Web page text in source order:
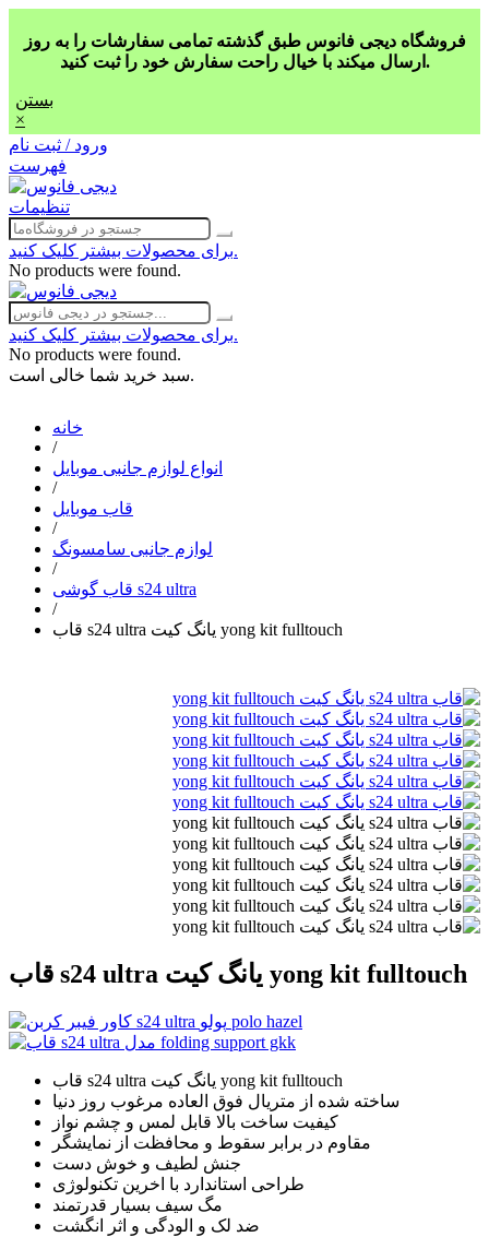
فروشگاه دیجی فانوس طبق گذشته تمامی سفارشات را به روز
ارسال میکند با خیال راحت سفارش خود را ثبت کنید.
بستن
×
ورود / ثبت نام
فهرست
تنظیمات
برای محصولات بیشتر کلیک کنید.
No products were found.
برای محصولات بیشتر کلیک کنید.
No products were found.
سبد خرید شما خالی است.
خانه
/
انواع لوازم جانبی موبایل
/
قاب موبایل
/
لوازم جانبی سامسونگ
/
قاب گوشی s24 ultra
/
قاب s24 ultra یانگ کیت yong kit fulltouch
قاب s24 ultra یانگ کیت yong kit fulltouch
قاب s24 ultra یانگ کیت yong kit fulltouch
ساخته شده از متریال فوق العاده مرغوب روز دنیا
کیفیت ساخت بالا قابل لمس و چشم نواز
مقاوم در برابر سقوط و محافظت از نمایشگر
جنش لطیف و خوش دست
طراحی استاندارد با اخرین تکنولوژی
مگ سیف بسیار قدرتمند
ضد لک و الودگی و اثر انگشت